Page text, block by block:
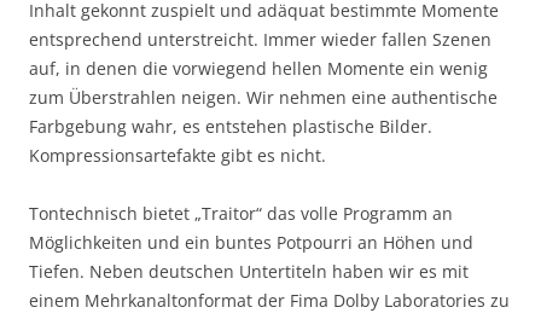
Inhalt gekonnt zuspielt und adäquat bestimmte Momente
entsprechend unterstreicht. Immer wieder fallen Szenen
auf, in denen die vorwiegend hellen Momente ein wenig
zum Überstrahlen neigen. Wir nehmen eine authentische
Farbgebung wahr, es entstehen plastische Bilder.
Kompressionsartefakte gibt es nicht.
Tontechnisch bietet „Traitor“ das volle Programm an
Möglichkeiten und ein buntes Potpourri an Höhen und
Tiefen. Neben deutschen Untertiteln haben wir es mit
einem Mehrkanaltonformat der Fima Dolby Laboratories zu